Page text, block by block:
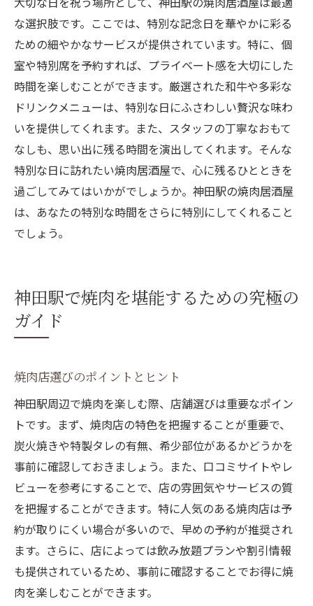
な選択肢です。ここでは、特別な記念日を華やかに彩る
ための細やかなサービスが提供されています。特に、個
室や特別席を予約すれば、プライベート感を大切にした
時間を楽しむことができます。厳選された和牛や多彩な
ドリンクメニューは、特別な日にふさわしい贅沢な味わ
いを提供してくれます。また、スタッフの丁寧なおもて
なしも、思い出に残る時間を演出してくれます。そんな
特別な日に訪れたい焼肉居酒屋で、心に残るひとときを
過ごしてみてはいかがでしょうか。神田駅の焼肉居酒屋
は、あなたの特別な時間をさらに特別にしてくれること
でしょう。
神田駅で焼肉を堪能するための究極の
ガイド
焼肉店選びのポイントとヒント
神田駅周辺で焼肉を楽しむ際、店舗選びは重要なポイン
トです。まず、焼肉店の特色を把握することが重要で、
炭火焼きや特製タレの有無、希少部位があるかどうかを
事前に確認しておきましょう。また、口コミサイトやレ
ビューを参考にすることで、店の雰囲気やサービスの質
を把握することができます。特に人気のある焼肉店は予
約が取りにくい場合が多いので、早めの予約が推奨され
ます。さらに、店によっては飲み放題プランや割引情報
も提供されているため、事前に確認することでお得に焼
肉を楽しむことができます。